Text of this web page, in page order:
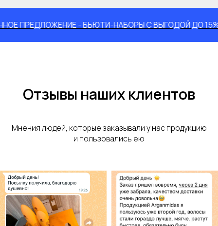
- БЬЮТИ-НАБОРЫ С ВЫГОДОЙ ДО 15%
Отзывы наших клиентов
Мнения людей, которые заказывали у нас продукцию
и пользовались ею